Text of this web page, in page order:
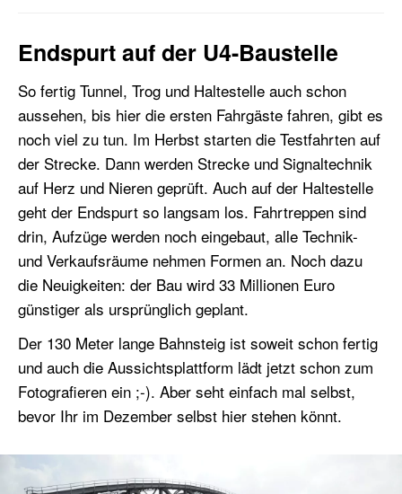
Endspurt auf der U4-Baustelle
So fertig Tunnel, Trog und Haltestelle auch schon
aussehen, bis hier die ersten Fahrgäste fahren, gibt es
noch viel zu tun. Im Herbst starten die Testfahrten auf
der Strecke. Dann werden Strecke und Signaltechnik
auf Herz und Nieren geprüft. Auch auf der Haltestelle
geht der Endspurt so langsam los. Fahrtreppen sind
drin, Aufzüge werden noch eingebaut, alle Technik-
und Verkaufsräume nehmen Formen an. Noch dazu
die Neuigkeiten: der Bau wird 33 Millionen Euro
günstiger als ursprünglich geplant.
Der 130 Meter lange Bahnsteig ist soweit schon fertig
und auch die Aussichtsplattform lädt jetzt schon zum
Fotografieren ein ;-). Aber seht einfach mal selbst,
bevor Ihr im Dezember selbst hier stehen könnt.